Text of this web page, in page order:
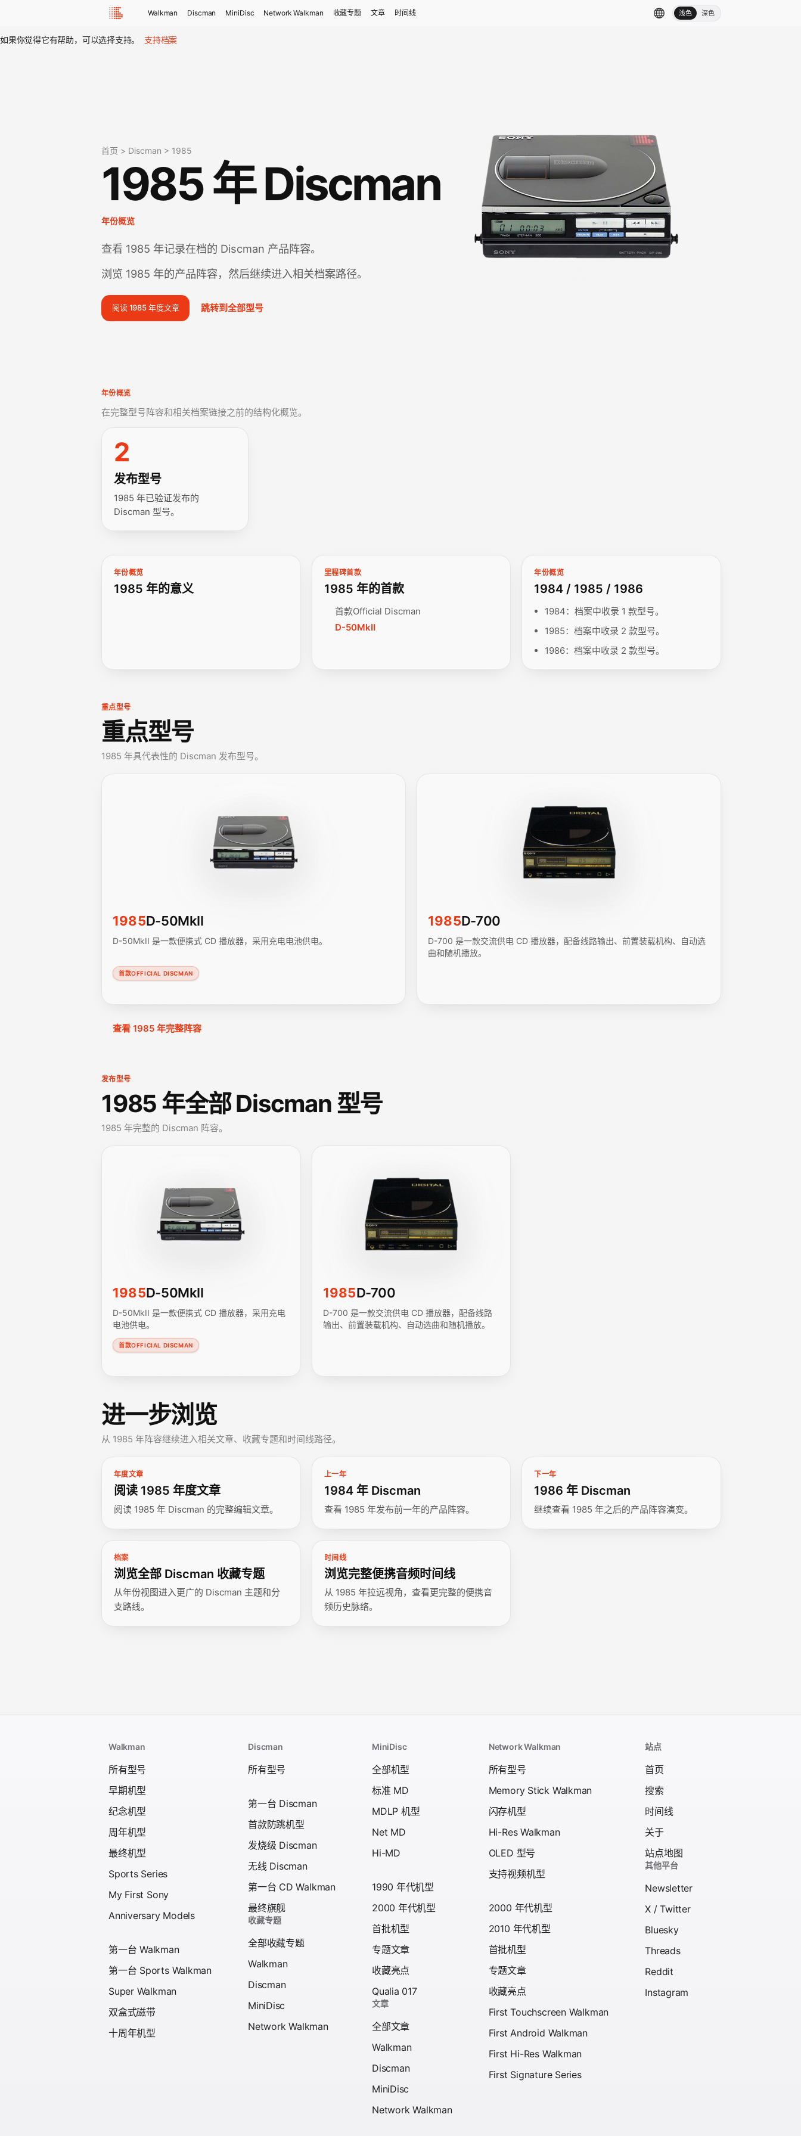
Walkman Discman MiniDisc Network Walkman 收藏专题 文章 时间线 浅色 深色
如果你觉得它有帮助，可以选择支持。 支持档案
首页 > Discman > 1985
1985 年 Discman
年份概览
查看 1985 年记录在档的 Discman 产品阵容。
浏览 1985 年的产品阵容，然后继续进入相关档案路径。
阅读 1985 年度文章 跳转到全部型号
年份概览
在完整型号阵容和相关档案链接之前的结构化概览。
2
发布型号
1985 年已验证发布的
Discman 型号。
年份概览
1985 年的意义
里程碑首款
1985 年的首款
首款Official Discman
D-50MkII
年份概览
1984 / 1985 / 1986
1984：档案中收录 1 款型号。
1985：档案中收录 2 款型号。
1986：档案中收录 2 款型号。
重点型号
重点型号
1985 年具代表性的 Discman 发布型号。
1985D-50MkII
D-50MkII 是一款便携式 CD 播放器，采用充电电池供电。
首款OFFICIAL DISCMAN
1985D-700
D-700 是一款交流供电 CD 播放器，配备线路输出、前置装载机构、自动选
曲和随机播放。
查看 1985 年完整阵容
发布型号
1985 年全部 Discman 型号
1985 年完整的 Discman 阵容。
1985D-50MkII
D-50MkII 是一款便携式 CD 播放器，采用充电
电池供电。
首款OFFICIAL DISCMAN
1985D-700
D-700 是一款交流供电 CD 播放器，配备线路
输出、前置装载机构、自动选曲和随机播放。
进一步浏览
从 1985 年阵容继续进入相关文章、收藏专题和时间线路径。
年度文章
阅读 1985 年度文章
阅读 1985 年 Discman 的完整编辑文章。
上一年
1984 年 Discman
查看 1985 年发布前一年的产品阵容。
下一年
1986 年 Discman
继续查看 1985 年之后的产品阵容演变。
档案
浏览全部 Discman 收藏专题
从年份视图进入更广的 Discman 主题和分
支路线。
时间线
浏览完整便携音频时间线
从 1985 年拉远视角，查看更完整的便携音
频历史脉络。
Walkman
所有型号
早期机型
纪念机型
周年机型
最终机型
Sports Series
My First Sony
Anniversary Models
第一台 Walkman
第一台 Sports Walkman
Super Walkman
双盒式磁带
十周年机型
Discman
所有型号
第一台 Discman
首款防跳机型
发烧级 Discman
无线 Discman
第一台 CD Walkman
最终旗舰
收藏专题
全部收藏专题
Walkman
Discman
MiniDisc
Network Walkman
MiniDisc
全部机型
标准 MD
MDLP 机型
Net MD
Hi-MD
1990 年代机型
2000 年代机型
首批机型
专题文章
收藏亮点
Qualia 017
文章
全部文章
Walkman
Discman
MiniDisc
Network Walkman
Network Walkman
所有型号
Memory Stick Walkman
闪存机型
Hi-Res Walkman
OLED 型号
支持视频机型
2000 年代机型
2010 年代机型
首批机型
专题文章
收藏亮点
First Touchscreen Walkman
First Android Walkman
First Hi-Res Walkman
First Signature Series
站点
首页
搜索
时间线
关于
站点地图
其他平台
Newsletter
X / Twitter
Bluesky
Threads
Reddit
Instagram